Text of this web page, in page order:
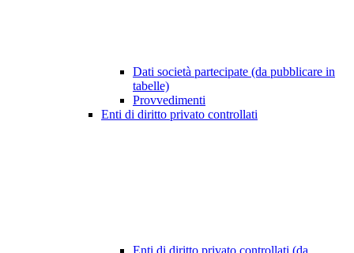
Dati società partecipate (da pubblicare in
tabelle)
Provvedimenti
Enti di diritto privato controllati